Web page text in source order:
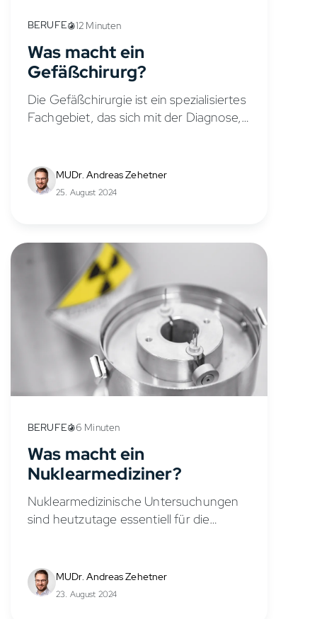
BERUFE 12 Minuten
Was macht ein
Gefäßchirurg?
Die Gefäßchirurgie ist ein spezialisiertes
Fachgebiet, das sich mit der Diagnose,
Mit modernen Operationsmethoden
behandelt der Gefäßchirurg die
MUDr. Andreas Zehetner
25. August 2024
BERUFE 6 Minuten
Was macht ein
Nuklearmediziner?
Nuklearmedizinische Untersuchungen
sind heutzutage essentiell für die
Mit speziellen radioaktivsten
Substanzen, die sich im Körper
MUDr. Andreas Zehetner
23. August 2024